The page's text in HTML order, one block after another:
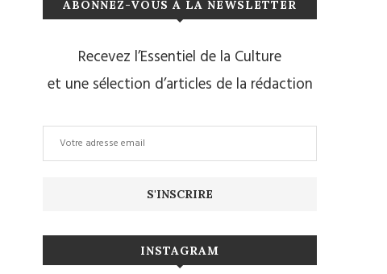
ABONNEZ-VOUS À LA NEWSLETTER
Recevez l’Essentiel de la Culture
et une sélection d’articles de la rédaction
INSTAGRAM